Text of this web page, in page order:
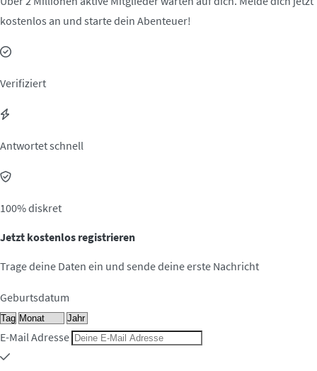
kostenlos an und starte dein Abenteuer!
Verifiziert
Antwortet schnell
100% diskret
Jetzt kostenlos registrieren
Trage deine Daten ein und sende deine erste Nachricht
Geburtsdatum
E-Mail Adresse